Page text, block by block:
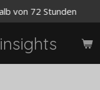
von 72 Stunden